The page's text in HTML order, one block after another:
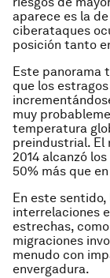
aparece es la
ciberataques
posición tanto
Este panorama
que los
muy
temperatura
preindustrial. El
2014 alcanzó
50% más que
En este
interrelaciones
estrechas,
migraciones
menudo con
envergadura.